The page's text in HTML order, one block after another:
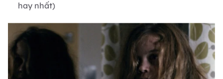
hay nhất)